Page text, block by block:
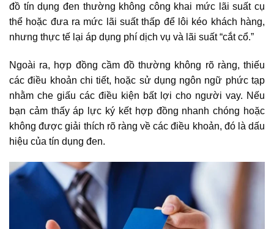
đồ tín dụng đen thường không công khai mức lãi suất cụ
thể hoặc đưa ra mức lãi suất thấp để lôi kéo khách hàng,
nhưng thực tế lại áp dụng phí dịch vụ và lãi suất “cắt cổ.”
Ngoài ra, hợp đồng cầm đồ thường không rõ ràng, thiếu
các điều khoản chi tiết, hoặc sử dụng ngôn ngữ phức tạp
nhằm che giấu các điều kiện bất lợi cho người vay. Nếu
bạn cảm thấy áp lực ký kết hợp đồng nhanh chóng hoặc
không được giải thích rõ ràng về các điều khoản, đó là dấu
hiệu của tín dụng đen.